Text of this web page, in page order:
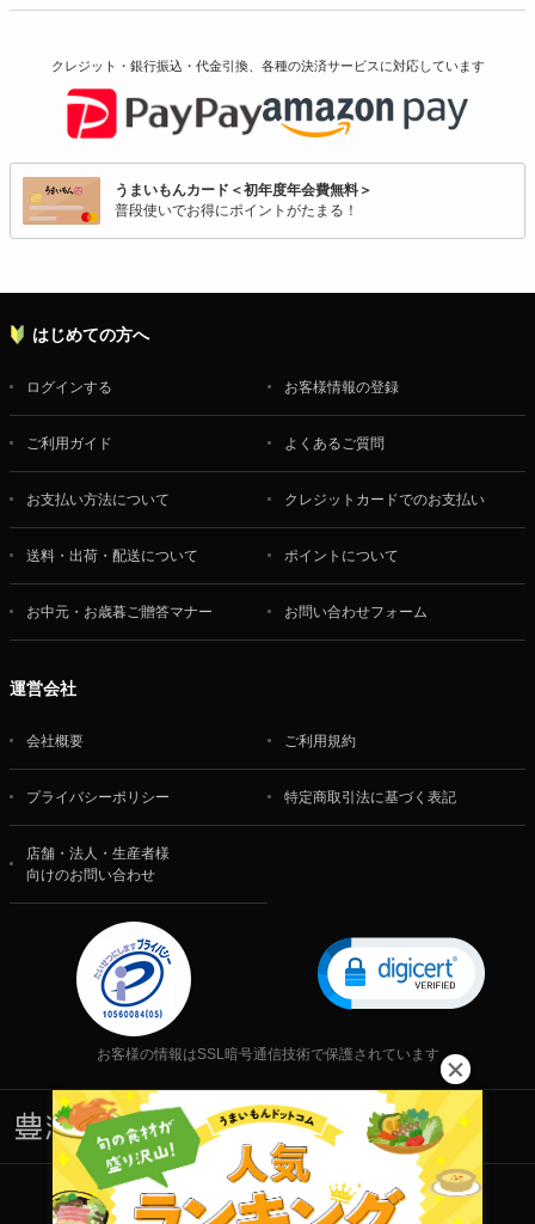
クレジット・銀行振込・代金引換、各種の決済サービスに対応しています
うまいもんカード＜初年度年会費無料＞
普段使いでお得にポイントがたまる！
はじめての方へ
ログインする お客様情報の登録
ご利用ガイド よくあるご質問
お支払い方法について クレジットカードでのお支払い
送料・出荷・配送について ポイントについて
お中元・お歳暮ご贈答マナー お問い合わせフォーム
運営会社
会社概要 ご利用規約
プライバシーポリシー 特定商取引法に基づく表記
店舗・法人・生産者様
向けのお問い合わせ
お客様の情報はSSL暗号通信技術で保護されています
株式会社 食文化